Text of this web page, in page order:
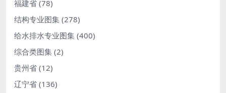
福建省 (78)
结构专业图集 (278)
给水排水专业图集 (400)
综合类图集 (2)
贵州省 (12)
辽宁省 (136)